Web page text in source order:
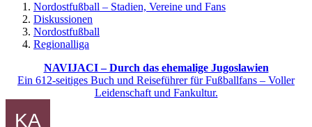
Nordostfußball – Stadien, Vereine und Fans
Diskussionen
Nordostfußball
Regionalliga
NAVIJACI – Durch das ehemalige Jugoslawien
Ein 612-seitiges Buch und Reiseführer für Fußballfans – Voller
Leidenschaft und Fankultur.